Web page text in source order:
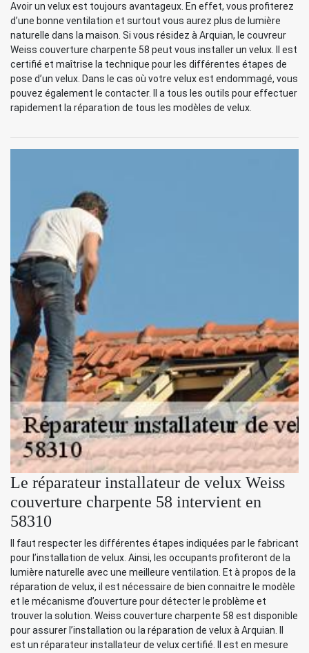
Avoir un velux est toujours avantageux. En effet, vous profiterez
d’une bonne ventilation et surtout vous aurez plus de lumière
naturelle dans la maison. Si vous résidez à Arquian, le couvreur
Weiss couverture charpente 58 peut vous installer un velux. Il est
certifié et maîtrise la technique pour les différentes étapes de
pose d’un velux. Dans le cas où votre velux est endommagé, vous
pouvez également le contacter. Il a tous les outils pour effectuer
rapidement la réparation de tous les modèles de velux.
Le réparateur installateur de velux Weiss
couverture charpente 58 intervient en
58310
Il faut respecter les différentes étapes indiquées par le fabricant
pour l’installation de velux. Ainsi, les occupants profiteront de la
lumière naturelle avec une meilleure ventilation. Et à propos de la
réparation de velux, il est nécessaire de bien connaitre le modèle
et le mécanisme d’ouverture pour détecter le problème et
trouver la solution. Weiss couverture charpente 58 est disponible
pour assurer l’installation ou la réparation de velux à Arquian. Il
est un réparateur installateur de velux certifié. Il est en mesure